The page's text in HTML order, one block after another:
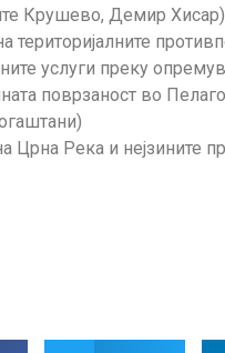
Крушево, Демир
територијалните
услуги преку
поврзаност во
Црна Река и нејзините